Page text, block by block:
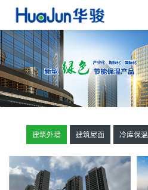
建筑外墙 建筑屋面 冷库保温